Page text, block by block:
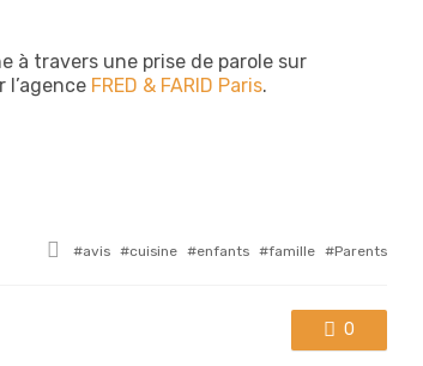
à travers une prise de parole sur
l’agence FRED & FARID Paris.
Tagged
avis cuisine enfants famille Parents
0